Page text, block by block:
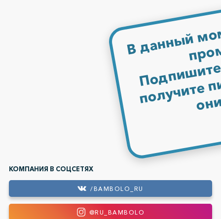
КОМПАНИЯ В СОЦСЕТЯХ
/BAMBOLO_RU
@RU_BAMBOLO